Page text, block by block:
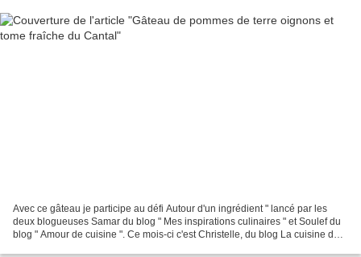
Avec ce gâteau je participe au défi Autour d'un ingrédient " lancé par les
deux blogueuses Samar du blog " Mes inspirations culinaires " et Soulef du
blog " Amour de cuisine ". Ce mois-ci c'est Christelle, du blog La cuisine de